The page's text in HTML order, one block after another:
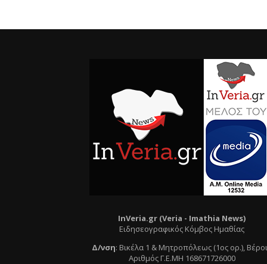
InVeria.gr (Veria - Ιmathia News)
Ειδησεογραφικός Κόμβος Ημαθίας
Δ/νση: Βικέλα 1 & Μητροπόλεως (1ος ορ.),
Αριθμός Γ.Ε.ΜΗ 168671726000